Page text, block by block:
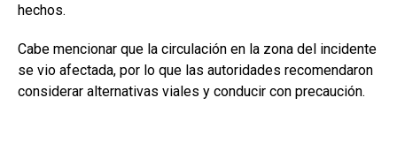
hechos.
Cabe mencionar que la circulación en la zona del incidente
se vio afectada, por lo que las autoridades recomendaron
considerar alternativas viales y conducir con precaución.